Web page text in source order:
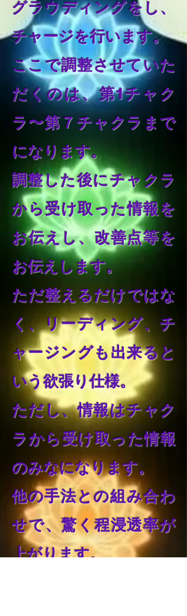
グラウディングをし、
チャージを行います。
ここで調整させていた
だくのは、第1チャク
ラ〜第７チャクラまで
になります。
調整した後にチャクラ
から受け取った情報を
お伝えし、改善点等を
お伝えします。
ただ整えるだけではな
く、リーディング、チ
ャージングも出来ると
いう欲張り仕様。
ただし、情報はチャク
ラから受け取った情報
のみなになります。
他の手法との組み合わ
せで、驚く程浸透率が
上がります。